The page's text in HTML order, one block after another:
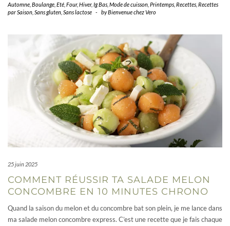
Automne Boulange Eté Four, Hiver, Ig Bas Mode de cuisson Printemps Recettes Recettes
par Saison Sans gluten Sans lactose - byBienvenue chez Vero
25 juin 2025
COMMENT RÉUSSIR TA SALADE MELON
CONCOMBRE EN 10 MINUTES CHRONO
Quand la saison du melon et du concombre bat son plein, je me lance dans
ma salade melon concombre express. C’est une recette que je fais chaque